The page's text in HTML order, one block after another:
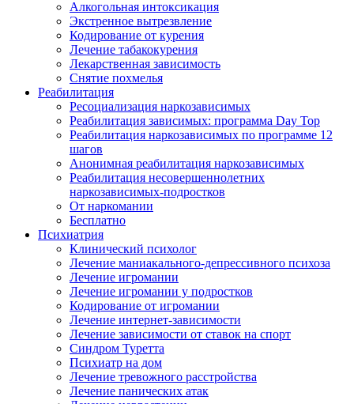
Алкогольная интоксикация
Экстренное вытрезвление
Кодирование от курения
Лечение табакокурения
Лекарственная зависимость
Снятие похмелья
Реабилитация
Ресоциализация наркозависимых
Реабилитация зависимых: программа Day Top
Реабилитация наркозависимых по программе 12
шагов
Анонимная реабилитация наркозависимых
Реабилитация несовершеннолетних
наркозависимых-подростков
От наркомании
Бесплатно
Психиатрия
Клинический психолог
Лечение маниакального-депрессивного психоза
Лечение игромании
Лечение игромании у подростков
Кодирование от игромании
Лечение интернет-зависимости
Лечение зависимости от ставок на спорт
Синдром Туретта
Психиатр на дом
Лечение тревожного расстройства
Лечение панических атак